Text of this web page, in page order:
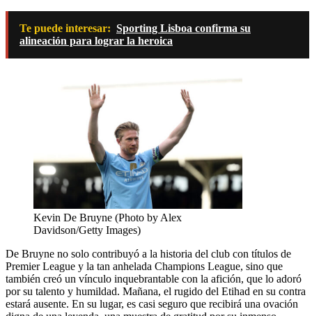
Te puede interesar: Sporting Lisboa confirma su
alineación para lograr la heroica
Kevin De Bruyne (Photo by Alex
Davidson/Getty Images)
De Bruyne no solo contribuyó a la historia del club con títulos de
Premier League y la tan anhelada Champions League, sino que
también creó un vínculo inquebrantable con la afición, que lo adoró
por su talento y humildad. Mañana, el rugido del Etihad en su contra
estará ausente. En su lugar, es casi seguro que recibirá una ovación